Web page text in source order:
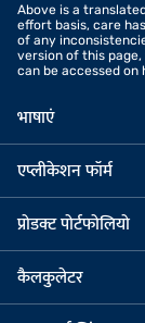
Above is a
effort basis, care
of any
version of this
can be accessed
भाषाएं
एप्लीकेशन फॉर्म
प्रोडक्ट पोर्टफोलियो
कैलकुलेटर